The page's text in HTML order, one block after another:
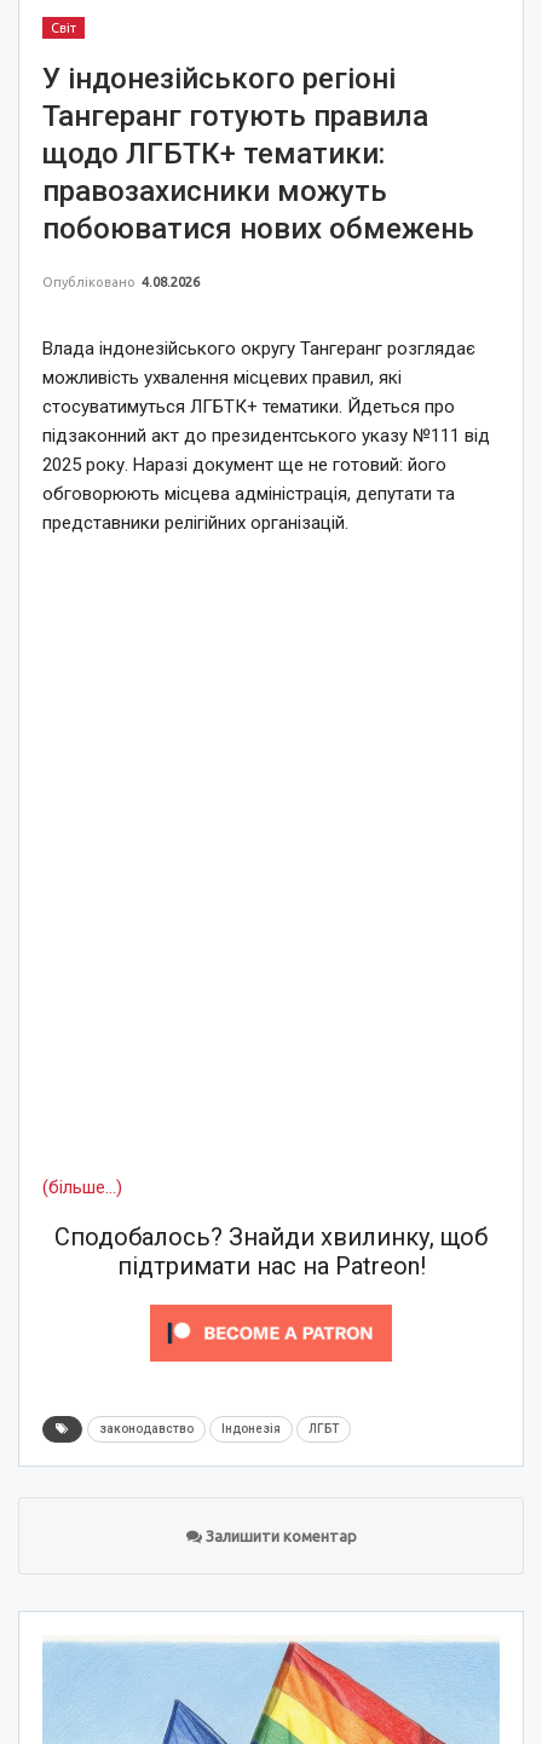
Світ
У індонезійського регіоні
Тангеранг готують правила
щодо ЛГБТК+ тематики:
правозахисники можуть
побоюватися нових обмежень
Опубліковано 4.08.2026
Влада індонезійського округу Тангеранг розглядає
можливість ухвалення місцевих правил, які
стосуватимуться ЛГБТК+ тематики. Йдеться про
підзаконний акт до президентського указу №111 від
2025 року. Наразі документ ще не готовий: його
обговорюють місцева адміністрація, депутати та
представники релігійних організацій.
(більше…)
Сподобалось? Знайди хвилинку, щоб
підтримати нас на Patreon!
законодавство Індонезія ЛГБТ
Залишити коментар